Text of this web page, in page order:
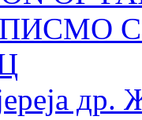
др.